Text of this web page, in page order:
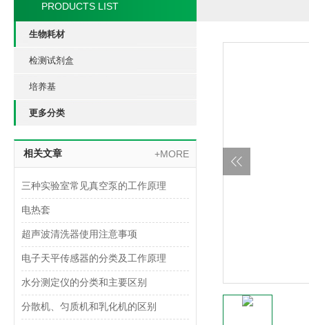
PRODUCTS LIST
生物耗材
检测试剂盒
培养基
更多分类
相关文章 +MORE
三种实验室常见真空泵的工作原理
电热套
超声波清洗器使用注意事项
电子天平传感器的分类及工作原理
水分测定仪的分类和主要区别
分散机、匀质机和乳化机的区别